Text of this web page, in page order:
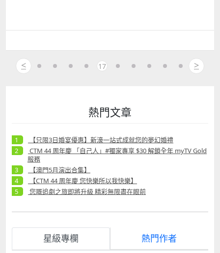
httpswww.studiocitymacau.comtcoffer2024redvelv
httpshk.londonermacao.commacaueventsshowsde
TOUR 2024 Off The Beat IN MACAU 日期及時間：
2024年9月29日（星期日）晚上800 地點：「澳門百老
匯」ndash;百老匯舞台 門票價錢 澳門幣港幣： $988
$788 $588 詳情：
httpswww.broadwaymacau.com.mozhhanteventim
beatworldtour2024macau 各位粉絲記得留意演出時
< 17 >
熱門文章
【只限3日婚宴優惠】新濠一站式成就您的夢幻婚禮
CTM 44 周年慶 「自己人」#獨家專享 $30 解鎖全年 myTV Gold
服務
【澳門5月演出合集】
【CTM 44 周年慶 您快樂所以我快樂】
您嘅追劇之旅即將升級 精彩無限盡在眼前
星級專欄 熱門作者